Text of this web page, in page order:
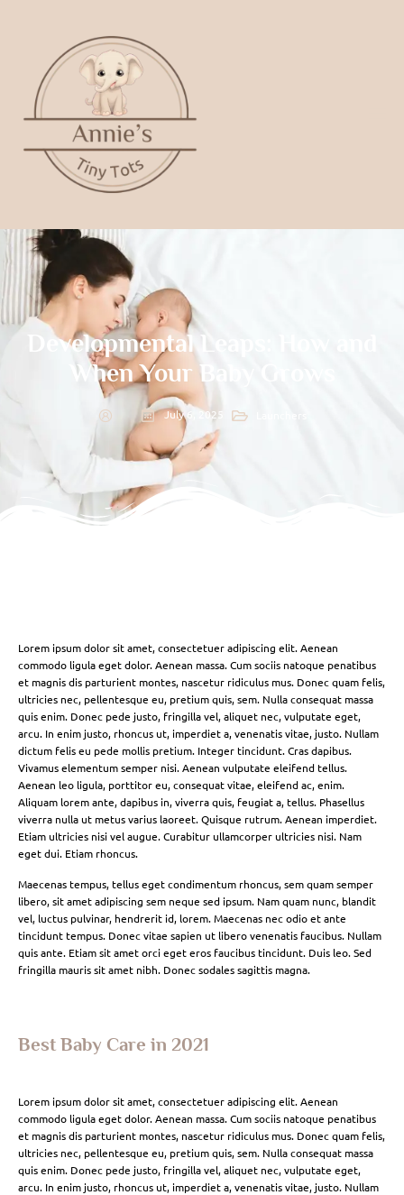
Developmental Leaps: How and
When Your Baby Grows
July 6, 2025
Lorem ipsum dolor sit amet, consectetuer adipiscing elit. Aenean
commodo ligula eget dolor. Aenean massa. Cum sociis natoque penatibus
et magnis dis parturient montes, nascetur ridiculus mus. Donec quam felis,
ultricies nec, pellentesque eu, pretium quis, sem. Nulla consequat massa
quis enim. Donec pede justo, fringilla vel, aliquet nec, vulputate eget,
arcu. In enim justo, rhoncus ut, imperdiet a, venenatis vitae, justo. Nullam
dictum felis eu pede mollis pretium. Integer tincidunt. Cras dapibus.
Vivamus elementum semper nisi. Aenean vulputate eleifend tellus.
Aenean leo ligula, porttitor eu, consequat vitae, eleifend ac, enim.
Aliquam lorem ante, dapibus in, viverra quis, feugiat a, tellus. Phasellus
viverra nulla ut metus varius laoreet. Quisque rutrum. Aenean imperdiet.
Etiam ultricies nisi vel augue. Curabitur ullamcorper ultricies nisi. Nam
eget dui. Etiam rhoncus.
Maecenas tempus, tellus eget condimentum rhoncus, sem quam semper
libero, sit amet adipiscing sem neque sed ipsum. Nam quam nunc, blandit
vel, luctus pulvinar, hendrerit id, lorem. Maecenas nec odio et ante
tincidunt tempus. Donec vitae sapien ut libero venenatis faucibus. Nullam
quis ante. Etiam sit amet orci eget eros faucibus tincidunt. Duis leo. Sed
fringilla mauris sit amet nibh. Donec sodales sagittis magna.
Best Baby Care in 2021
Lorem ipsum dolor sit amet, consectetuer adipiscing elit. Aenean
commodo ligula eget dolor. Aenean massa. Cum sociis natoque penatibus
et magnis dis parturient montes, nascetur ridiculus mus. Donec quam felis,
ultricies nec, pellentesque eu, pretium quis, sem. Nulla consequat massa
quis enim. Donec pede justo, fringilla vel, aliquet nec, vulputate eget,
arcu. In enim justo, rhoncus ut, imperdiet a, venenatis vitae, justo. Nullam